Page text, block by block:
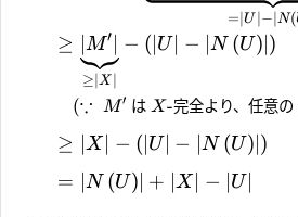
= ∣U − N(
≥
≥ X
∣M′ − ( U − ∣N (U ) )
(∵ M′ は X-完全より、任意の
≥ X − ( U∣ − N (U) )
=
N (U) + X − U